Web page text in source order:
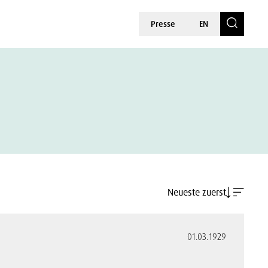
Presse EN
Neueste zuerst
01.03.1929